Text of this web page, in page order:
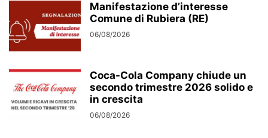
Manifestazione d’interesse
Comune di Rubiera (RE)
06/08/2026
Coca-Cola Company chiude un
secondo trimestre 2026 solido e
in crescita
06/08/2026